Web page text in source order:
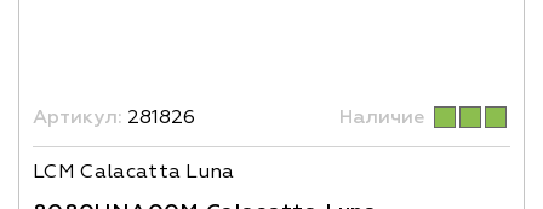
Артикул: 281826 Наличие
LCM Calacatta Luna